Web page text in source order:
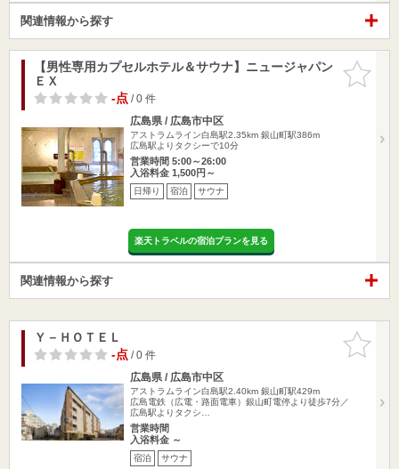
関連情報から探す
お気に入
りに追加
【男性専用カプセルホテル＆サウナ】ニュージャパン
ＥＸ
-点/ 0 件
広島県 / 広島市中区
アストラムライン白島駅2.35km 銀山町駅386m
広島駅よりタクシーで10分
営業時間 5:00～26:00
入浴料金 1,500円～
日帰り 宿泊 サウナ
楽天トラベルの宿泊プランを見る
関連情報から探す
お気に入
りに追加
Ｙ－ＨＯＴＥＬ
-点/ 0 件
広島県 / 広島市中区
アストラムライン白島駅2.40km 銀山町駅429m
広島電鉄（広電・路面電車）銀山町電停より徒歩7分／
広島駅よりタクシ…
営業時間
入浴料金 ～
宿泊 サウナ